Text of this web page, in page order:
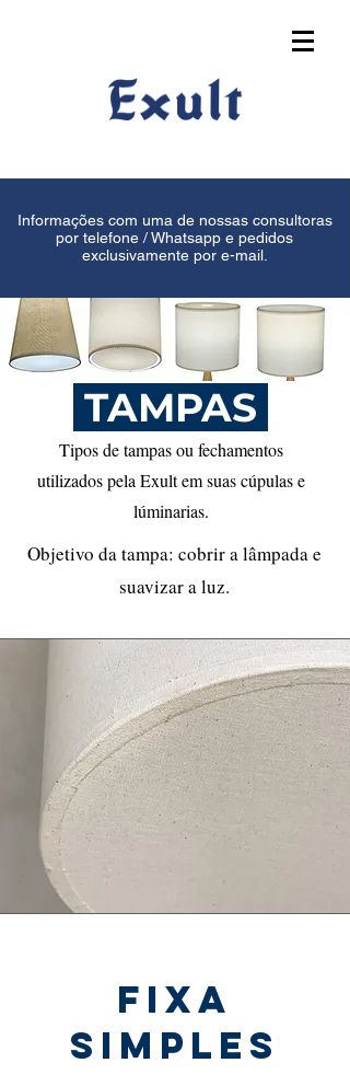
Informações com uma de nossas consultoras
por telefone / Whatsapp e pedidos
exclusivamente por e-mail.
TAMPAS
Tipos de tampas ou fechamentos
utilizados pela Exult em suas cúpulas e
lúminarias.
Objetivo da tampa: cobrir a lâmpada e
suavizar a luz.
FIXa
simples